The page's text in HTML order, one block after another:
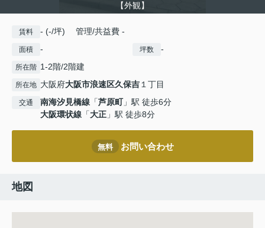
【外観】
賃料 - (-/坪) 管理/共益費 -
面積 - 坪数 -
所在階 1-2階/2階建
所在地 大阪府大阪市浪速区久保吉１丁目
交通 南海汐見橋線 「芦原町」駅 徒歩6分
大阪環状線 「大正 」駅 徒歩8分
無料 お問い合わせ
地図